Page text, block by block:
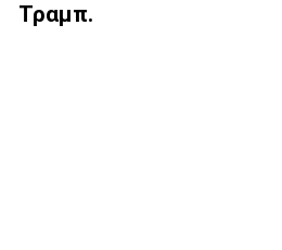
Τραμπ.